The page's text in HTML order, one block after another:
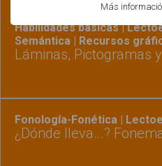
Fonología-Fonética |
Habilidades básicas |
Semántica | Recursos
Láminas, Pictogramas
Fonología-Fonética |
¿Dónde lleva...?
Más